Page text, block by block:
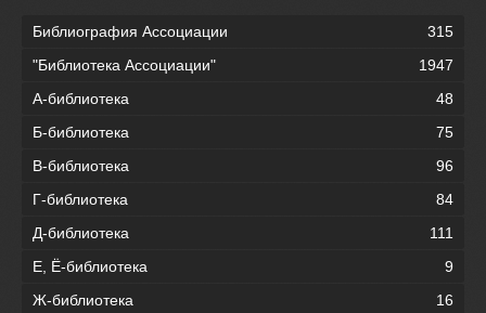
Библиография Ассоциации
315
"Библиотека Ассоциации"
1947
А-библиотека
48
Б-библиотека
75
В-библиотека
96
Г-библиотека
84
Д-библиотека
111
Е, Ё-библиотека
9
Ж-библиотека
16